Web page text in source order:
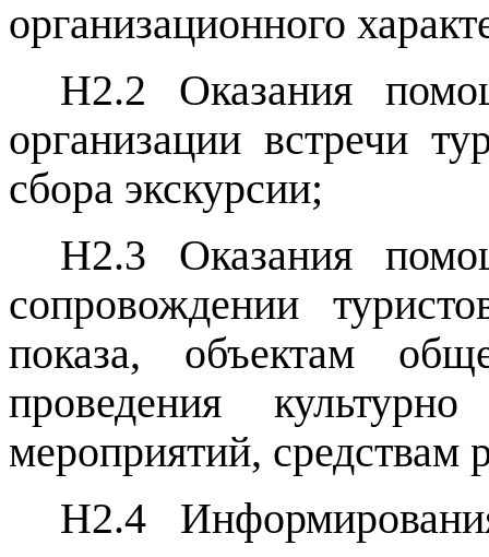
организационного
Н2.2 Оказания
организации встречи
сбора экскурсии;
Н2.3 Оказания
сопровождении
показа, объектам
проведения
мероприятий, средствам
Н2.4